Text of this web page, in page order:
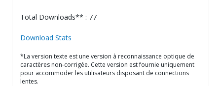
Total Downloads** : 77
Download Stats
*La version texte est une version à reconnaissance optique de
caractères non-corrigée. Cette version est fournie uniquement
pour accommoder les utilisateurs disposant de connections
lentes.